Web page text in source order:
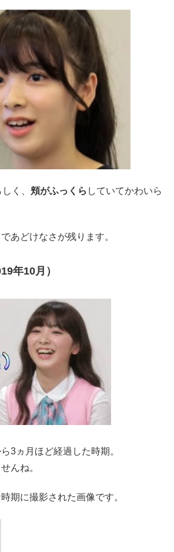
く、 頬がふっくら していてかわいら
あどけなさが残ります。
年10月）
3ヵ月ほど経過した時期。
んね。
期に撮影された画像です。